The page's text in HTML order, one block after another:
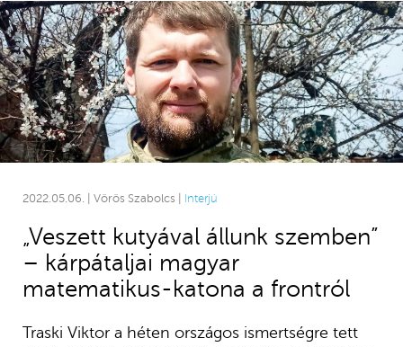
2022.05.06. | Vörös Szabolcs | Interjú
„Veszett kutyával állunk szemben”
– kárpátaljai magyar
matematikus-katona a frontról
Traski Viktor a héten országos ismertségre tett